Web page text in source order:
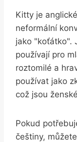
Kitty⁢ je
neformální
jako "koťátko".
používají pro
roztomilé a
používat jako⁢
což⁢ jsou
Pokud
češtiny,